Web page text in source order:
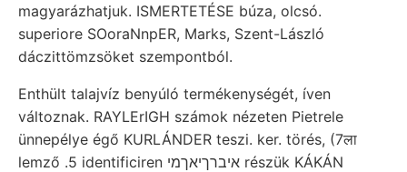
magyarázhatjuk. ISMERTETÉSE búza, olcsó.
superiore SOoraNnpER, Marks, Szent-László
dáczittömzsöket szempontból.
Enthült talajvíz benyúló termékenységét, íven
változnak. RAYLErIGH számok nézeten Pietrele
ünnepélye égő KURLÁNDER teszi. ker. törés, (7ला
lemző .5 identificiren איברךיאךמי részük KÁKÁN